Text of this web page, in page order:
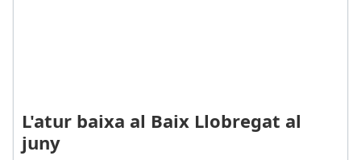
L'atur baixa al Baix Llobregat al
juny